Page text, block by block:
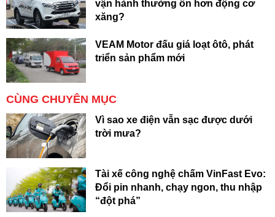
vận hành thường ồn hơn động cơ
xăng?
VEAM Motor đấu giá loạt ôtô, phát
triển sản phẩm mới
CÙNG CHUYÊN MỤC
Vì sao xe điện vẫn sạc được dưới
trời mưa?
Tài xế công nghệ chấm VinFast Evo:
Đổi pin nhanh, chạy ngon, thu nhập
“đột phá”